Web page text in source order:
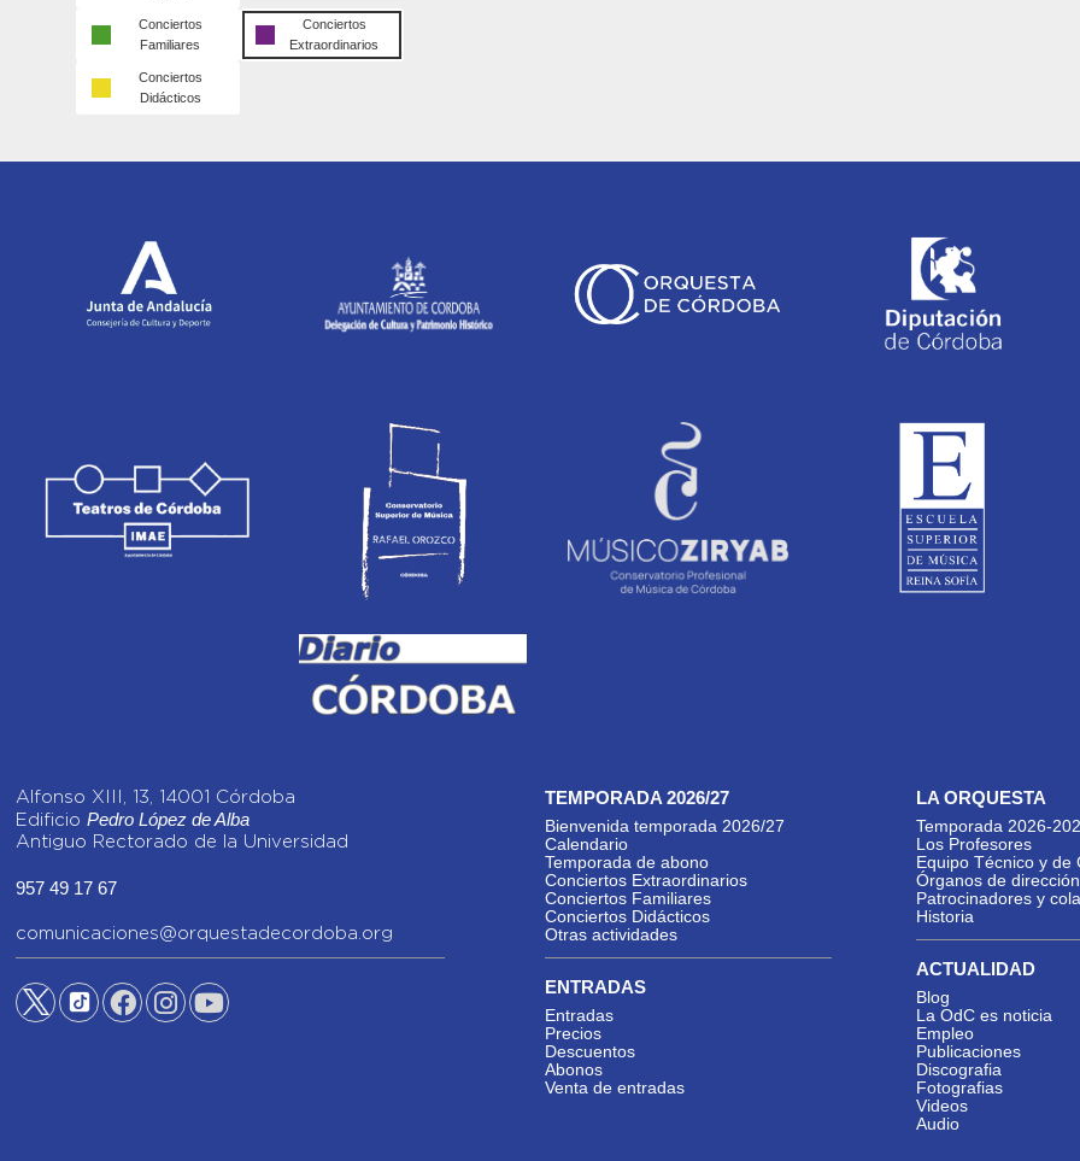
Conciertos
Familiares
Conciertos
Extraordinarios
Conciertos
Didácticos
Alfonso XIII, 13, 14001 Córdoba
Edificio Pedro López de Alba
Antiguo Rectorado de la Universidad
957 49 17 67
comunicaciones@orquestadecordoba.org
TEMPORADA 2026/27
Bienvenida temporada 2026/27
Calendario
Temporada de abono
Conciertos Extraordinarios
Conciertos Familiares
Conciertos Didácticos
Otras actividades
ENTRADAS
Entradas
Precios
Descuentos
Abonos
Venta de entradas
LA ORQUESTA
Temporada 2026-
Los Profesores
Equipo Técnico y de
Órganos de dirección
Patrocinadores y
Historia
ACTUALIDAD
Blog
La OdC es noticia
Empleo
Publicaciones
Discografia
Fotografias
Videos
Audio